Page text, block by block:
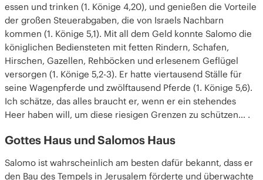
essen und trinken (1. Könige 4,20), und genießen die Vorteile
der großen Steuerabgaben, die von Israels Nachbarn
kommen (1. Könige 5,1). Mit all dem Geld konnte Salomo die
königlichen Bediensteten mit fetten Rindern, Schafen,
Hirschen, Gazellen, Rehböcken und erlesenem Geflügel
versorgen (1. Könige 5,2-3). Er hatte viertausend Ställe für
seine Wagenpferde und zwölftausend Pferde (1. Könige 5,6).
Ich schätze, das alles braucht er, wenn er ein stehendes
Heer haben will, um diese riesigen Grenzen zu schützen… .
Gottes Haus und Salomos Haus
Salomo ist wahrscheinlich am besten dafür bekannt, dass er
den Bau des Tempels in Jerusalem förderte und überwachte